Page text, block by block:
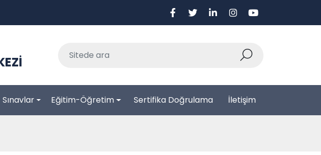
Sınavlar Eğitim-Öğretim Sertifika Doğrulama İletişim